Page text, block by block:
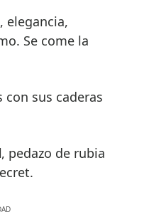
elegancia,
Se come la
con sus caderas
, pedazo de rubia